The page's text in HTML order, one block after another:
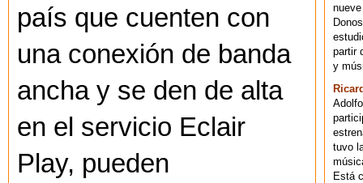
país que cuenten con
una conexión de banda
ancha y se den de alta
en el servicio Eclair
Play, pueden
partir
y
tuvo
Está